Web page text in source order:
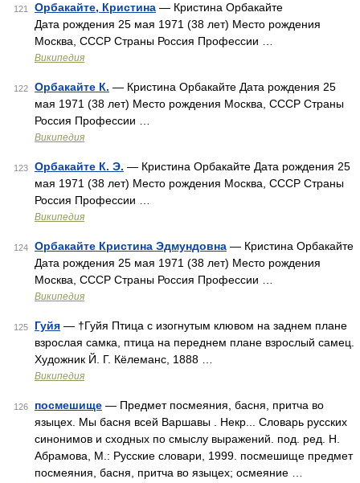
121 Орбакайте, Кристина — Кристина Орбакайте
Дата рождения 25 мая 1971 (38 лет) Место рождения
Москва, СССР Страны Россия Профессии …
Википедия
122 Орбакайте К. — Кристина Орбакайте Дата рождения 25
мая 1971 (38 лет) Место рождения Москва, СССР Страны
Россия Профессии …
Википедия
123 Орбакайте К. Э. — Кристина Орбакайте Дата рождения 25
мая 1971 (38 лет) Место рождения Москва, СССР Страны
Россия Профессии …
Википедия
124 Орбакайте Кристина Эдмундовна — Кристина Орбакайте
Дата рождения 25 мая 1971 (38 лет) Место рождения
Москва, СССР Страны Россия Профессии …
Википедия
125 Гуйя — †Гуйя Птица с изогнутым клювом на заднем плане
взрослая самка, птица на переднем плане взрослый самец.
Художник Й. Г. Кёлеманс, 1888 …
Википедия
126 посмешище — Предмет посмеяния, басня, притча во
языцех. Мы басня всей Варшавы . Некр... Словарь русских
синонимов и сходных по смыслу выражений. под. ред. Н.
Абрамова, М.: Русские словари, 1999. посмешище предмет
посмеяния, басня, притча во языцех; осмеяние …